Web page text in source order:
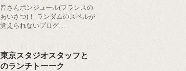
皆さんボンジュール(フランスの
あいさつ)！ ランダムのスペルが
覚えられないプログ…
東京スタジオスタッフと
のランチトーーク